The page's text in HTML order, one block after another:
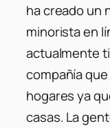
ha creado un
minorista en
actualmente
compañía
hogares ya
casas. La